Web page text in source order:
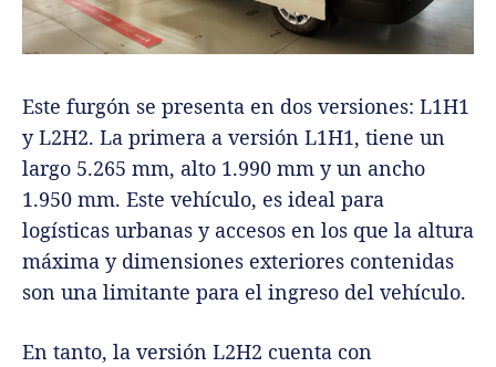
Este furgón se presenta en dos versiones: L1H1
y L2H2. La primera a versión L1H1, tiene un
largo 5.265 mm, alto 1.990 mm y un ancho
1.950 mm. Este vehículo, es ideal para
logísticas urbanas y accesos en los que la altura
máxima y dimensiones exteriores contenidas
son una limitante para el ingreso del vehículo.
En tanto, la versión L2H2 cuenta con